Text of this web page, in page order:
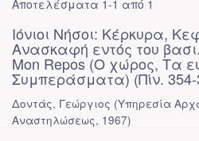
Αποτελέσματα 1-1 από 1
Ιόνιοι Νήσοι: Κέρκυρα,
Ανασκαφή εντός του
Mon Repos (Ο χώρος, Τα
Συμπεράσματα) (Πίν. 354-
Δοντάς, Γεώργιος (Υπηρεσία
Αναστηλώσεως, 1967)